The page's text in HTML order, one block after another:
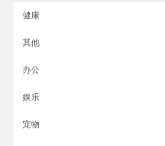
健康
其他
办公
娱乐
宠物